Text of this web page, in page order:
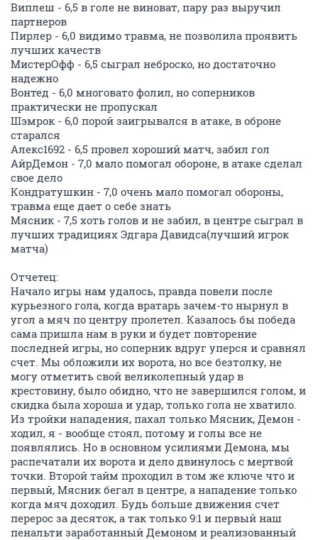
Виплеш - 6,5 в голе не виноват, пару раз выручил
партнеров
Пирлер - 6,0 видимо травма, не позволила проявить
лучших качеств
МистерОфф - 6,5 сыграл неброско, но достаточно
надежно
Вонтед - 6,0 многовато фолил, но соперников
практически не пропускал
Шэмрок - 6,0 порой заигрывался в атаке, в оброне
старался
Алекс1692 - 6,5 провел хороший матч, забил гол
АйрДемон - 7,0 мало помогал обороне, в атаке сделал
свое дело
Кондратушкин - 7,0 очень мало помогал обороны,
травма еще дает о себе знать
Мясник - 7,5 хоть голов и не забил, в центре сыграл в
лучших традициях Эдгара Давидса(лучший игрок
матча)
Отчетец:
Начало игры нам удалось, правда повели после
курьезного гола, когда вратарь зачем-то нырнул в
угол а мяч по центру пролетел. Казалось бы победа
сама пришла нам в руки и будет повторение
последней игры, но соперник вдруг уперся и сравнял
счет. Мы обложили их ворота, но все безтолку, не
могу отметить свой великолепный удар в
крестовину, было обидно, что не завершился голом, и
скидка была хороша и удар, только гола не хватило.
Из тройки нападения, пахал только Мясник, Демон -
ходил, я - вообще стоял, потому и голы все не
появлялись. Но в основном усилиями Демона, мы
распечатали их ворота и дело двинулось с мертвой
точки. Второй тайм проходил в том же ключе что и
первый, Мясник бегал в центре, а нападение только
когда мяч доходил. Будь больше движения счет
перерос за десяток, а так только 9:1 и первый наш
пенальти заработанный Демоном и реализованный